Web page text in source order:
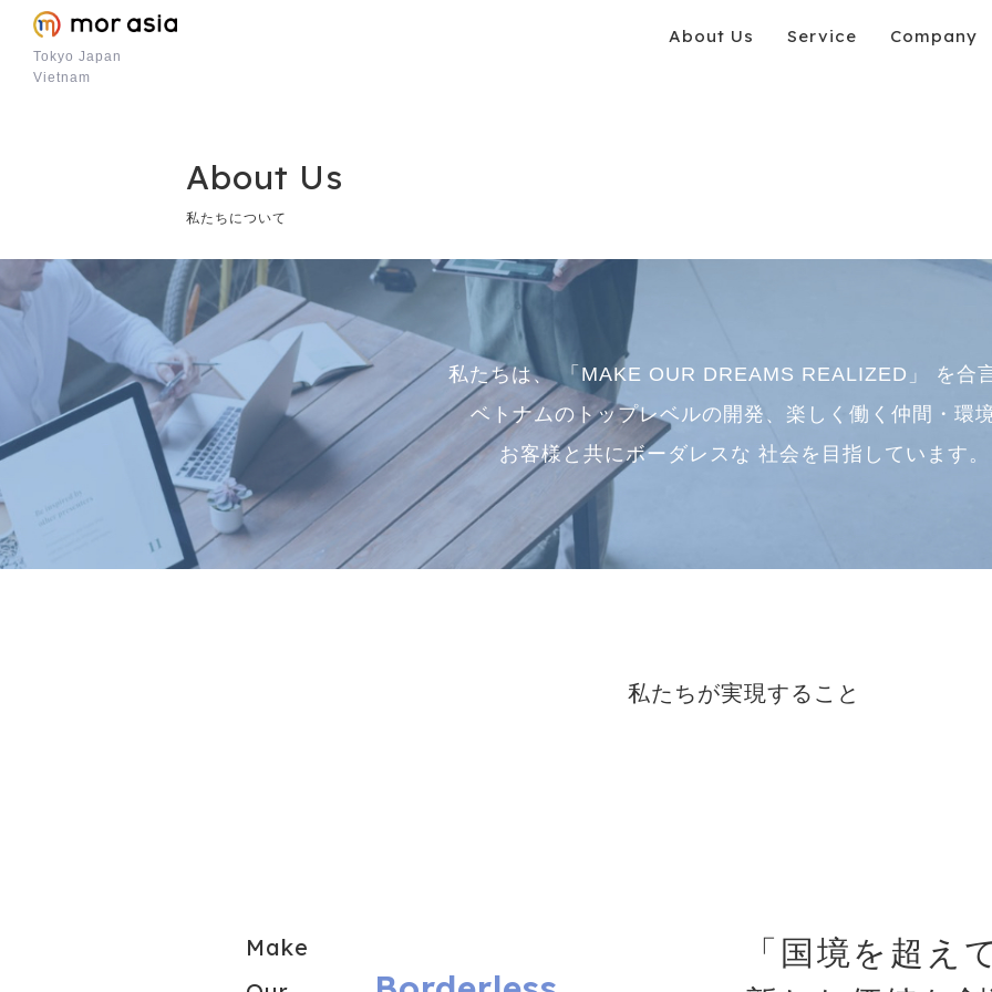
Tokyo Japan
Vietnam
About Us Service Company
About Us
私たちについて
私たちは、 「MAKE OUR DREAMS REALIZED」
を合
ベトナムのトップレベルの開発、楽しく働く仲間・環
お客様と共にボーダレスな 社会を目指しています。
私たちが実現すること
Make
「国境を超え